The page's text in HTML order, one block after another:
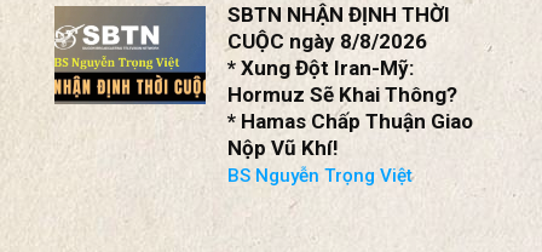
SBTN NHẬN ĐỊNH THỜI
CUỘC ngày 8/8/2026
* Xung Đột Iran-Mỹ:
Hormuz Sẽ Khai Thông?
* Hamas Chấp Thuận Giao
Nộp Vũ Khí!
BS Nguyễn Trọng Việt